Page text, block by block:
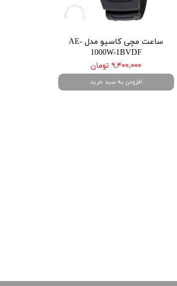
ساعت مچی کاسیو مدل AE-
1000W-1BVDF
۹,۴۰۰,۰۰۰ تومان
افزودن به سبد خرید